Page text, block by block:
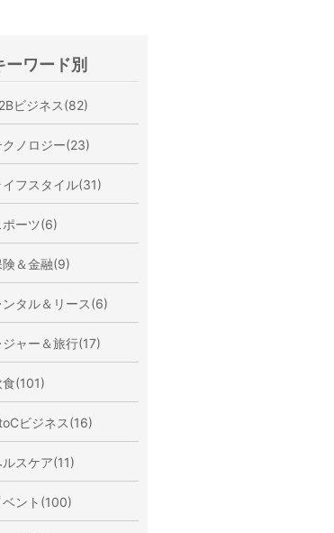
ーワード別
ビジネス(82)
クノロジー(23)
イフスタイル(31)
ポーツ(6)
険＆金融(9)
ンタル＆リース(6)
ジャー＆旅行(17)
食(101)
ビジネス(16)
スケア(11)
ベント(100)